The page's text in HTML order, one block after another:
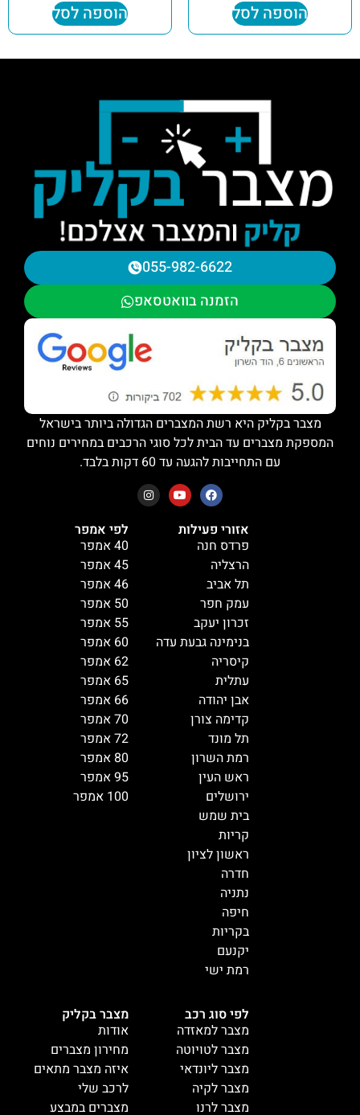
הוספה לסל הוספה לסל
מצבר בקליק
אודות
מחירון מצברים
איזה מצבר מתאים
לרכב שלי
מצברים במבצע
לפי סוג רכב
מצבר למאזדה
מצבר לטויוטה
מצבר ליונדאי
מצבר לקיה
מצבר לרנו
לפי אמפר
40 אמפר
45 אמפר
46 אמפר
50 אמפר
55 אמפר
60 אמפר
62 אמפר
65 אמפר
66 אמפר
70 אמפר
72 אמפר
80 אמפר
95 אמפר
100 אמפר
אזורי פעילות
פרדס חנה
הרצליה
תל אביב
עמק חפר
זכרון יעקב
בנימינה גבעת עדה
קיסריה
עתלית
אבן יהודה
קדימה צורן
תל מונד
רמת השרון
ראש העין
ירושלים
בית שמש
קריות
ראשון לציון
חדרה
נתניה
חיפה
בקריות
יקנעם
רמת ישי
055-982-6622
הזמנה בוואטסאפ
מצבר בקליק היא רשת המצברים הגדולה ביותר בישראל
המספקת מצברים עד הבית לכל סוגי הרכבים במחירים נוחים
עם התחייבות להגעה עד 60 דקות בלבד.